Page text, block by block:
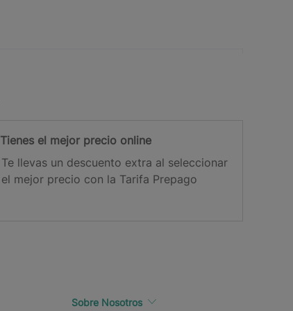
Tienes el mejor precio online
Te llevas un descuento extra al seleccionar
el mejor precio con la Tarifa Prepago
Sobre Nosotros